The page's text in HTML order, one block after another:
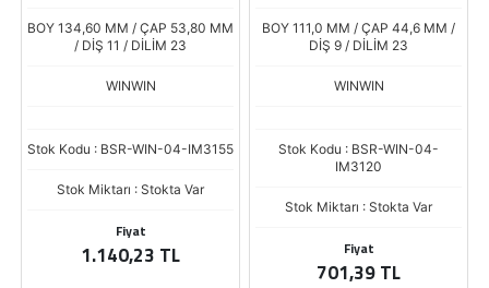
GK2T-11000-AA B.134,80 Ç.53,8
BOY 134,60 MM / ÇAP 53,80 MM
/ DİŞ 11 / DİLİM 23
WINWIN
Stok Kodu : BSR-WIN-04-IM3155
Stok Miktarı : Stokta Var
Fiyat
1.140,23 TL
04-
BOY 111,0 MM / ÇAP 44,6 MM /
DİŞ 9 / DİLİM 23
WINWIN
Stok Kodu : BSR-WIN-04-
IM3120
Stok Miktarı : Stokta Var
Fiyat
701,39 TL